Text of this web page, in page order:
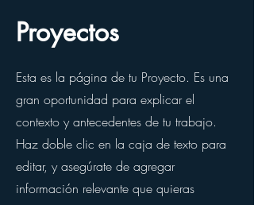
Proyectos
Esta es la página de tu Proyecto. Es una
gran oportunidad para explicar el
contexto y antecedentes de tu trabajo.
Haz doble clic en la caja de texto para
editar, y asegúrate de agregar
información relevante que quieras